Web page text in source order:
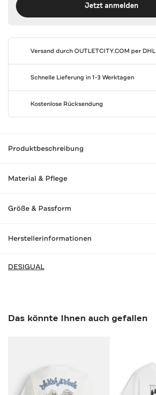
Jetzt anmelden
Versand durchOUTLETCITY.COM per DHL
Schnelle Lieferung in 1-3 Werktagen
Kostenlose Rücksendung
Produktbeschreibung
Material & Pflege
Größe & Passform
Herstellerinformationen
DESIGUAL
Das könnte Ihnen auch gefallen